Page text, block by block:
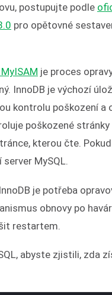
postupujte podle
pro opětovné
je proces
InnoDB je výchozí
kontrolu poškození a
poškozené
kterou čte.
MySQL.
je potřeba
obnovy po
restartem.
abyste zjistili, zda